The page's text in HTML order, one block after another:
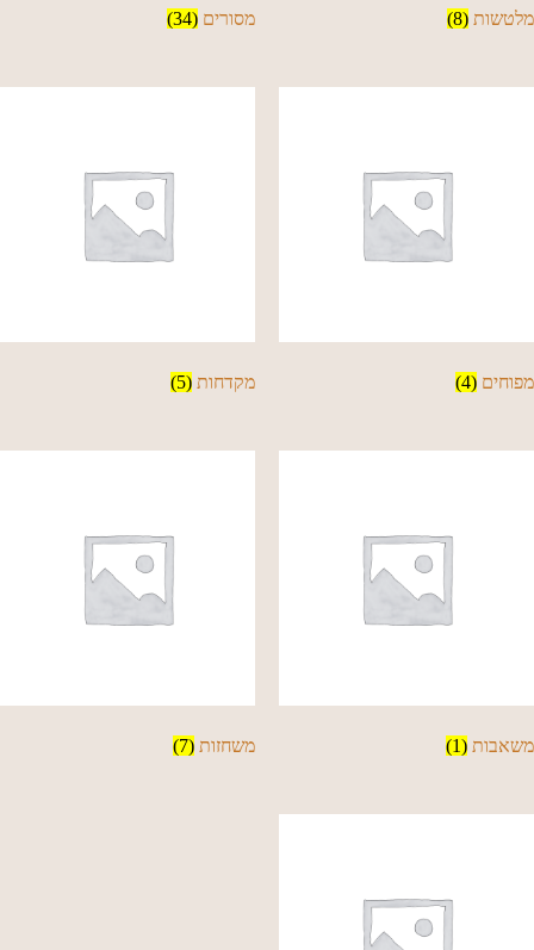
מלטשות (8) מסורים (34)
מפוחים (4) מקדחות (5)
משאבות (1) משחזות (7)